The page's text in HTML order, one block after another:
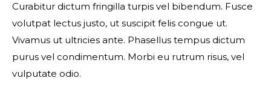
Curabitur dictum fringilla turpis vel bibendum. Fusce
volutpat lectus justo, ut suscipit felis congue ut.
Vivamus ut ultricies ante. Phasellus tempus dictum
purus vel condimentum. Morbi eu rutrum risus, vel
vulputate odio.